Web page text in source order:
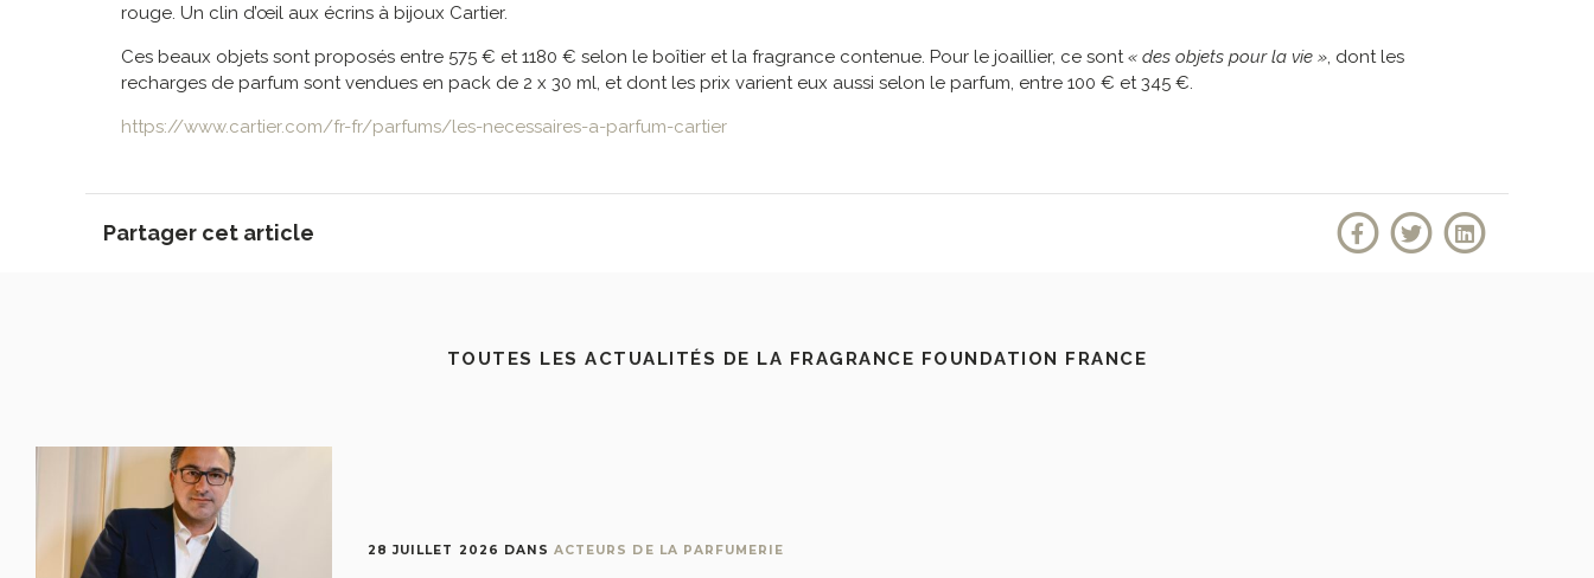
rouge. Un clin d’œil aux écrins à bijoux Cartier.
Ces beaux objets sont proposés entre 575 € et 1180 € selon le boîtier et la fragrance contenue. Pour le joaillier, ce sont« des objets pour la vie », dont les
recharges de parfum sont vendues en pack de 2 x 30 ml, et dont les prix varient eux aussi selon le parfum, entre 100 € et 345 €.
https://www.cartier.com/fr-fr/parfums/les-necessaires-a-parfum-cartier
Partager cet article
TOUTES LES ACTUALITÉS DE LA FRAGRANCE FOUNDATION FRANCE
28 JUILLET 2026 DANSACTEURS DE LA PARFUMERIE